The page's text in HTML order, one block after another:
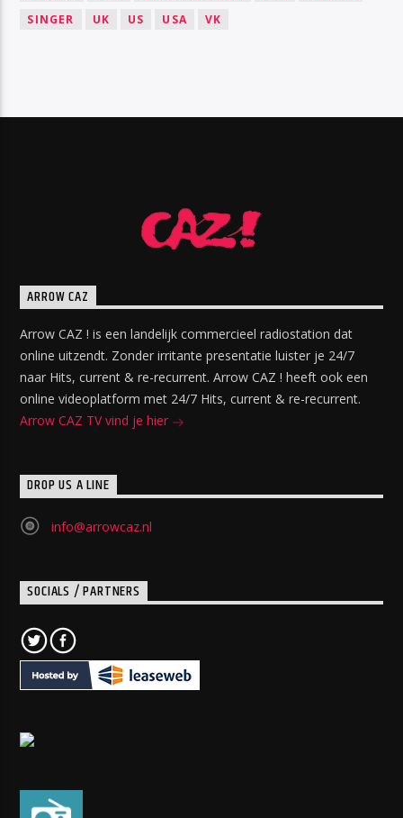
SINGER
UK US USA VK
ARROW CAZ
Arrow CAZ ! is een landelijk commercieel radiostation dat
online uitzendt. Zonder irritante presentatie luister je 24/7
naar Hits, current & re-recurrent. Arrow CAZ ! heeft ook een
online videoplatform met 24/7 Hits, current & re-recurrent.
Arrow CAZ TV vind je hier
DROP US A LINE
info@arrowcaz.nl
SOCIALS / PARTNERS